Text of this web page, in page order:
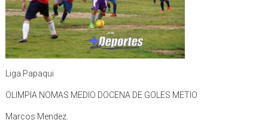
Liga Papaqui
OLIMPIA NOMAS MEDIO DOCENA DE GOLES METIO
Marcos Mendez.